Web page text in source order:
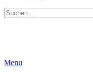
Suchen
nach:
Menu